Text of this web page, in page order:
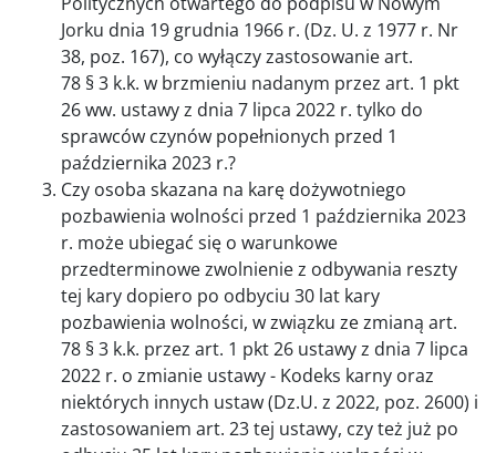
Jorku dnia 19 grudnia 1966 r. (Dz. U. z 1977 r. Nr
38, poz. 167), co wyłączy zastosowanie art.
78 § 3 k.k. w brzmieniu nadanym przez art. 1 pkt
26 ww. ustawy z dnia 7 lipca 2022 r. tylko do
sprawców czynów popełnionych przed 1
października 2023 r.?
Czy osoba skazana na karę dożywotniego
pozbawienia wolności przed 1 października 2023
r. może ubiegać się o warunkowe
przedterminowe zwolnienie z odbywania reszty
tej kary dopiero po odbyciu 30 lat kary
pozbawienia wolności, w związku ze zmianą art.
78 § 3 k.k. przez art. 1 pkt 26 ustawy z dnia 7 lipca
2022 r. o zmianie ustawy - Kodeks karny oraz
niektórych innych ustaw (Dz.U. z 2022, poz. 2600) i
zastosowaniem art. 23 tej ustawy, czy też już po